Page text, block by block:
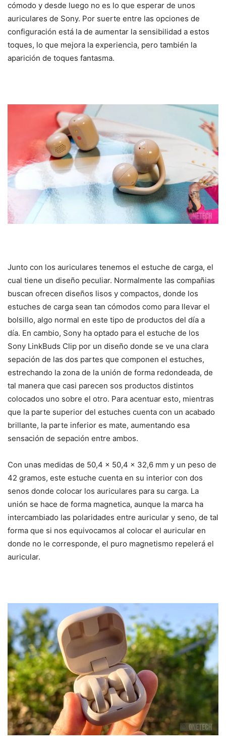
cómodo y desde luego no es lo que esperar de unos
auriculares de Sony. Por suerte entre las opciones de
configuración está la de aumentar la sensibilidad a estos
toques, lo que mejora la experiencia, pero también la
aparición de toques fantasma.
Junto con los auriculares tenemos el estuche de carga, el
cual tiene un diseño peculiar. Normalmente las compañias
buscan ofrecen diseños lisos y compactos, donde los
estuches de carga sean tan cómodos como para llevar el
bolsillo, algo normal en este tipo de productos del día a
día. En cambio, Sony ha optado para el estuche de los
Sony LinkBuds Clip por un diseño donde se ve una clara
sepación de las dos partes que componen el estuches,
estrechando la zona de la unión de forma redondeada, de
tal manera que casi parecen sos productos distintos
colocados uno sobre el otro. Para acentuar esto, mientras
que la parte superior del estuches cuenta con un acabado
brillante, la parte inferior es mate, aumentando esa
sensación de sepación entre ambos.
Con unas medidas de 50,4 x 50,4 x 32,6 mm y un peso de
42 gramos, este estuche cuenta en su interior con dos
senos donde colocar los auriculares para su carga. La
unión se hace de forma magnetica, aunque la marca ha
intercambiado las polaridades entre auricular y seno, de tal
forma que si nos equivocamos al colocar el auricular en
donde no le corresponde, el puro magnetismo repelerá el
auricular.